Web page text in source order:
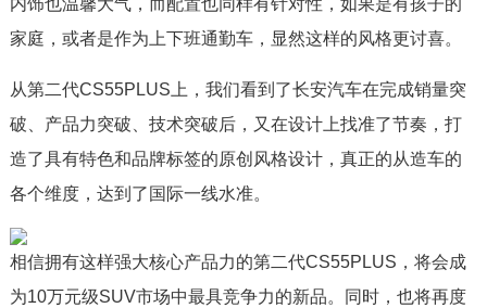
内饰也温馨大气，而配置也同样有针对性，如果是有孩子的
家庭，或者是作为上下班通勤车，显然这样的风格更讨喜。
从第二代CS55PLUS上，我们看到了长安汽车在完成销量突
破、产品力突破、技术突破后，又在设计上找准了节奏，打
造了具有特色和品牌标签的原创风格设计，真正的从造车的
各个维度，达到了国际一线水准。
相信拥有这样强大核心产品力的第二代CS55PLUS，将会成
为10万元级SUV市场中最具竞争力的新品。同时，也将再度